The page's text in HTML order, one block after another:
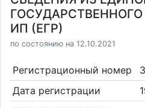
ИП (ЕГР)
по состоянию на 12.10.2021
Регистрационный номер
Дата регистрации